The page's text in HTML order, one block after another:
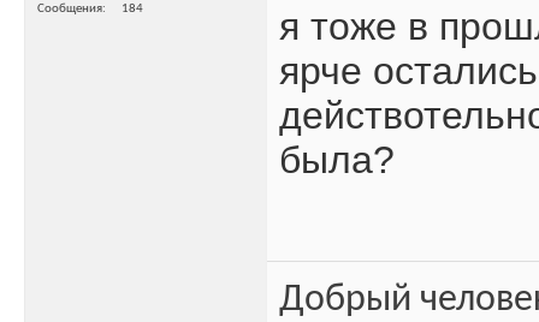
Сообщения
184
я тоже в
ярче
была?
Добрый